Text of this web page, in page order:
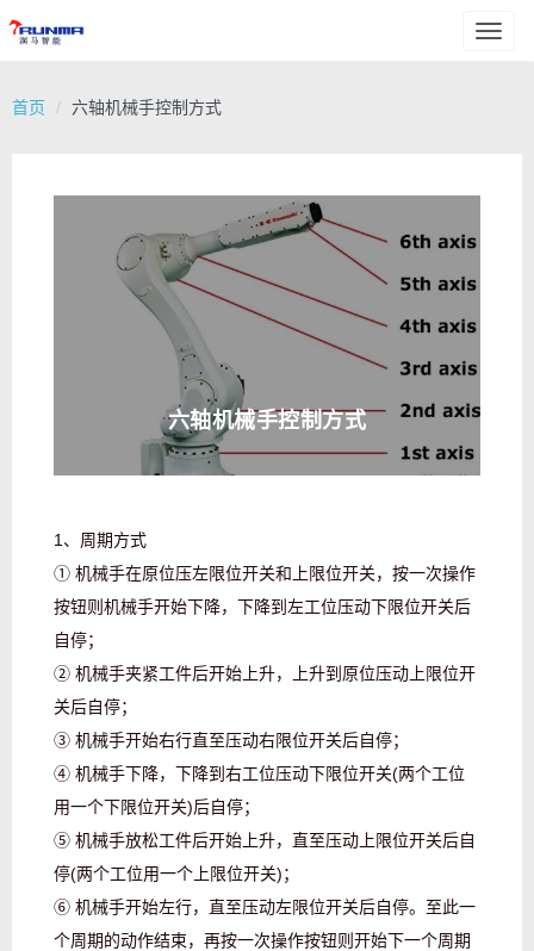
首页 六轴机械手控制方式
六轴机械手控制方式
1、周期方式
① 机械手在原位压左限位开关和上限位开关，按一次操作
按钮则机械手开始下降，下降到左工位压动下限位开关后
自停；
② 机械手夹紧工件后开始上升，上升到原位压动上限位开
关后自停；
③ 机械手开始右行直至压动右限位开关后自停；
④ 机械手下降，下降到右工位压动下限位开关(两个工位
用一个下限位开关)后自停；
⑤ 机械手放松工件后开始上升，直至压动上限位开关后自
停(两个工位用一个上限位开关)；
⑥ 机械手开始左行，直至压动左限位开关后自停。至此一
个周期的动作结束，再按一次操作按钮则开始下一个周期